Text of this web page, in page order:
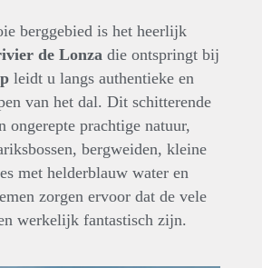
berggebied is het heerlijk
de Lonza die ontspringt bij
leidt u langs authentieke en
van het dal. Dit schitterende
ongerepte prachtige natuur,
bergweiden, kleine
met helderblauw water en
zorgen ervoor dat de vele
werkelijk fantastisch zijn.